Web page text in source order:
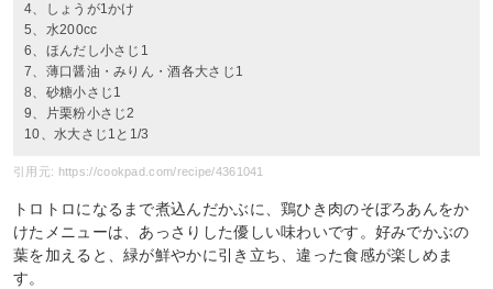
4、しょうが1かけ
5、水200cc
6、ほんだし小さじ1
7、薄口醤油・みりん・酒各大さじ1
8、砂糖小さじ1
9、片栗粉小さじ2
10、水大さじ1と1/3
引用元: https://cookpad.com/recipe/4361041
トロトロになるまで煮込んだかぶに、鶏ひき肉のそぼろあんをか
けたメニューは、あっさりした優しい味わいです。好みでかぶの
葉を加えると、緑が鮮やかに引き立ち、違った食感が楽しめま
す。